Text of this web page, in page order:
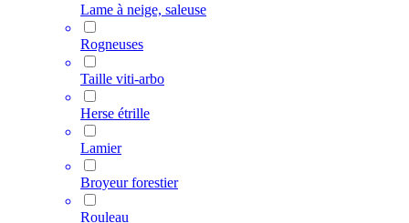
Lame à neige, saleuse
Rogneuses
Taille viti-arbo
Herse étrille
Lamier
Broyeur forestier
Rouleau